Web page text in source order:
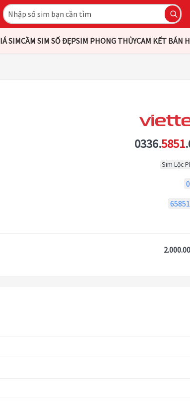
SIMCẦM SIM SỐ ĐẸPSIM PHONG THỦYCAM KẾT BÁN
0336.5851
Sim Lộc